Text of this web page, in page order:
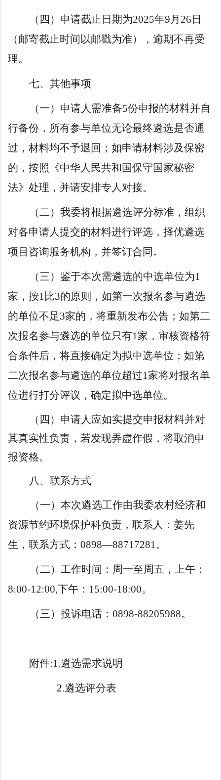
（四）申请截止日期为2025年9 月 26 日
（邮寄截止时间以邮戳为准），逾期不再受
理。
七、其他事项
（一）申请人 需准备5份申报的材料并自
行备份， 所有参与单位无论最终遴选是否通
过 ， 材料均不予退回；如申请材料涉及保密
的 ，按照 《中华人民共和国保守国家秘密
法》 处理 ， 并请安排专人对接。
（二）我委将根据遴选评分标准，组织
对各申请人提交的材料进行评选，择优遴选
项目咨询服务机构，并签订合同。
（三）鉴于本次需遴选的中选单位为1
家，按1 比3的原则，如第一次报名参与遴选
的单位不足3家的，将重新发布公告；如第二
次报名参与遴选的单位只有1 家，审核资格符
合条件后，将直接确定为拟中选单位；如第
二次报名参与遴选的单位超过1 家将对报名单
位进行打分评议，确定拟中选单位。
（四）申请人应如实提交申报材料并对
其真实性负责 ， 若发现弄虚作假，将取消申
报资格。
八、联系方式
（一）本次遴选工作由我委农村经济和
资源节约环境保护科负责，联系人： 姜先
生，联系方式： 0898—88717281 。
（二）工作时间：周一至周五，上午：
8:00-12:00,下午： 15:00-18:00。
（三 ）投诉电话： 0898-88205988。
附件:1.遴选需求说明
2.遴选评分表